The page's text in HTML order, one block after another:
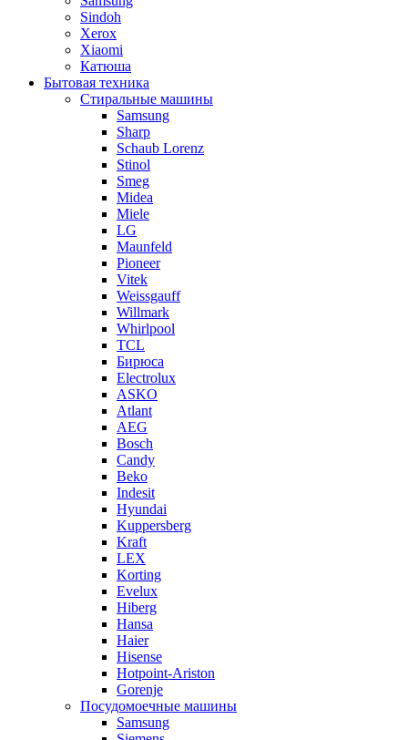
Sindoh
Xerox
Xiaomi
Катюша
Бытовая техника
Стиральные машины
Samsung
Sharp
Schaub Lorenz
Stinol
Smeg
Midea
Miele
LG
Maunfeld
Pioneer
Vitek
Weissgauff
Willmark
Whirlpool
TCL
Бирюса
Electrolux
ASKO
Atlant
AEG
Bosch
Candy
Beko
Indesit
Hyundai
Kuppersberg
Kraft
LEX
Korting
Evelux
Hiberg
Hansa
Haier
Hisense
Hotpoint-Ariston
Gorenje
Посудомоечные машины
Samsung